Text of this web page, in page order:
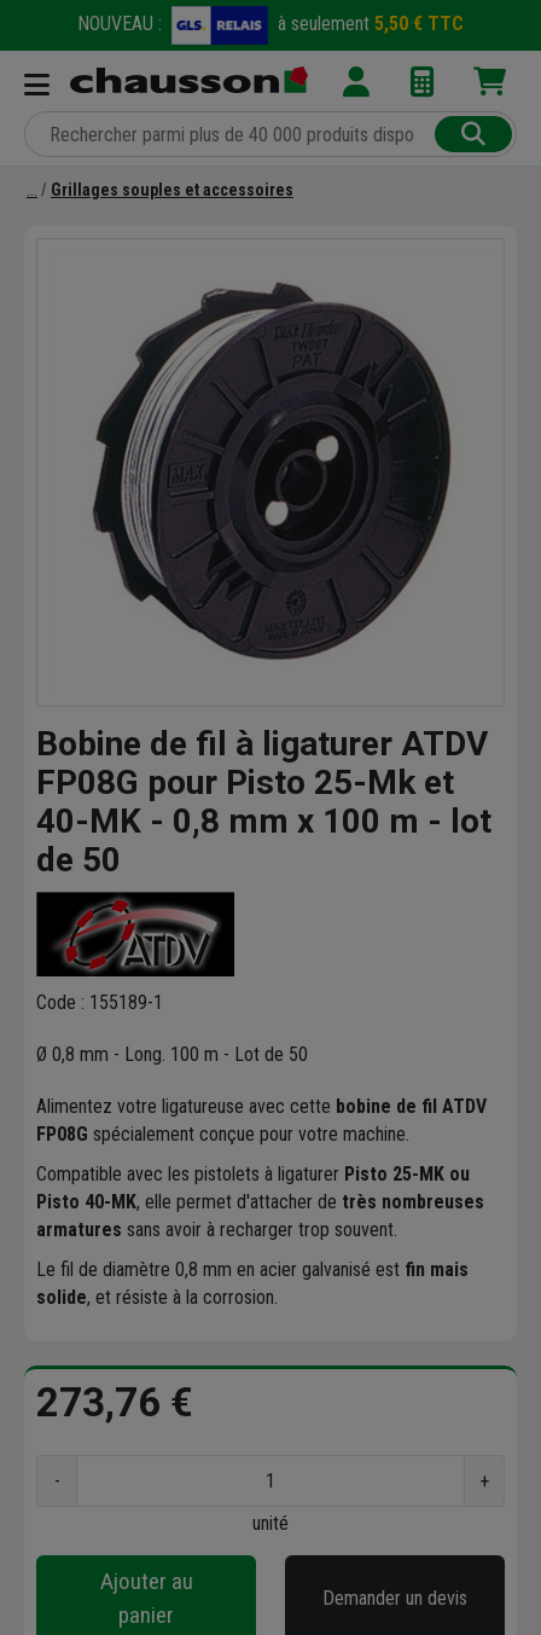
NOUVEAU : à seulement 5,50 € TTC
Grillages souples et accessoires
Bobine de fil à ligaturer ATDV
FP08G pour Pisto 25-Mk et
40-MK - 0,8 mm x 100 m - lot
de 50
Code : 155189-1
Ø 0,8 mm - Long. 100 m - Lot de 50
Alimentez votre ligatureuse avec cette bobine de fil ATDV
FP08G spécialement conçue pour votre machine.
Compatible avec les pistolets à ligaturer Pisto 25-MK ou
Pisto 40-MK, elle permet d'attacher de très nombreuses
armatures sans avoir à recharger trop souvent.
Le fil de diamètre 0,8 mm en acier galvanisé est fin mais
solide, et résiste à la corrosion.
273,76 €
-
+
unité
Ajouter au
panier
Demander un devis